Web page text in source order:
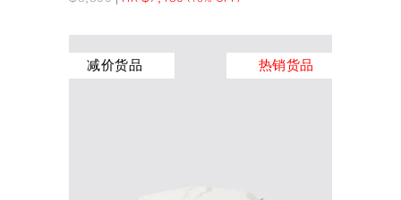
减价货品 热销货品